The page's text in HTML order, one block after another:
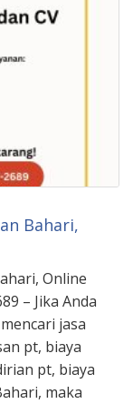
Bahari,
Online
– Jika Anda
jasa
pt, biaya
pt, biaya
maka